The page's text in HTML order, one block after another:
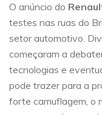
O anúncio do
testes nas ruas do
setor automotivo.
começaram a
tecnologias e
pode trazer para a
forte camuflagem, o